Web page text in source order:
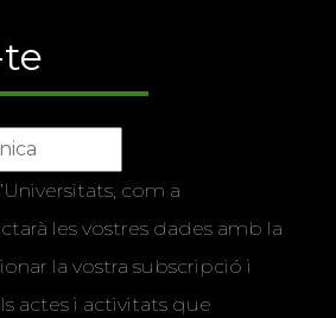
com a
les vostres dades amb la
la vostra subscripció i
actes i activitats que